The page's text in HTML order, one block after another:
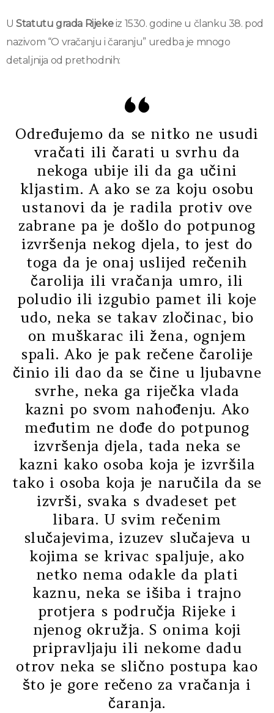
UStatutu grada Rijekeiz 1530. godine u članku 38. pod
nazivom “O vračanju i čaranju” uredba je mnogo
detaljnija od prethodnih:
Određujemo da se nitko ne usudi
vračati ili čarati u svrhu da
nekoga ubije ili da ga učini
kljastim. A ako se za koju osobu
ustanovi da je radila protiv ove
zabrane pa je došlo do potpunog
izvršenja nekog djela, to jest do
toga da je onaj uslijed rečenih
čarolija ili vračanja umro, ili
poludio ili izgubio pamet ili koje
udo, neka se takav zločinac, bio
on muškarac ili žena, ognjem
spali. Ako je pak rečene čarolije
činio ili dao da se čine u ljubavne
svrhe, neka ga riječka vlada
kazni po svom nahođenju. Ako
međutim ne dođe do potpunog
izvršenja djela, tada neka se
kazni kako osoba koja je izvršila
tako i osoba koja je naručila da se
izvrši, svaka s dvadeset pet
libara. U svim rečenim
slučajevima, izuzev slučajeva u
kojima se krivac spaljuje, ako
netko nema odakle da plati
kaznu, neka se išiba i trajno
protjera s područja Rijeke i
njenog okružja. S onima koji
pripravljaju ili nekome dadu
otrov neka se slično postupa kao
što je gore rečeno za vračanja i
čaranja.